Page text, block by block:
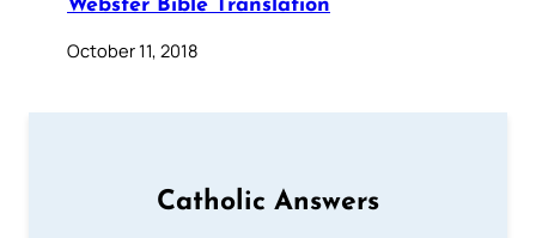
Webster Bible Translation
October 11, 2018
Catholic Answers